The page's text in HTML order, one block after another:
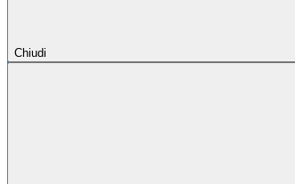
Chiudi